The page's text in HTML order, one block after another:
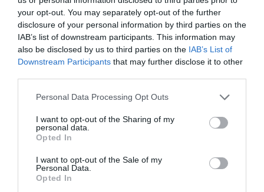
your opt-out. You may separately opt-out of the further
disclosure of your personal information by third parties on the
IAB’s list of downstream participants. This information may
also be disclosed by us to third parties on the IAB’s List of
Downstream Participants that may further disclose it to other
Please note that this website/app uses one or more Google
not limited to your visit or usage behaviour. You may click to
grant or deny consent to Google and its third-party tags to
use your data for below specified purposes in below Google
consent section.
Personal Data Processing Opt Outs
I want to opt-out of the Sharing of my
personal data.
Opted In
I want to opt-out of the Sale of my
Personal Data.
Opted In
Nem földhözragadtak: 4G-hálózatot épít a Nokia a
Akár idén kiépítheti a 4G-s mobilhálózatát a finn Nokia a Holdon.